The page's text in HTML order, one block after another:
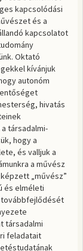
kapcsolódási
és a
kapcsolatot
Oktató
kívánjuk
autonóm
hivatás
társadalmi-
hogy a
és valljuk a
a művész
„művész”
és elméleti
társadalmi
feladatait